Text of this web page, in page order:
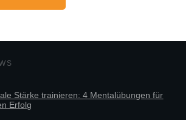
Stärke trainieren: 4 Mentalübungen für
Erfolg